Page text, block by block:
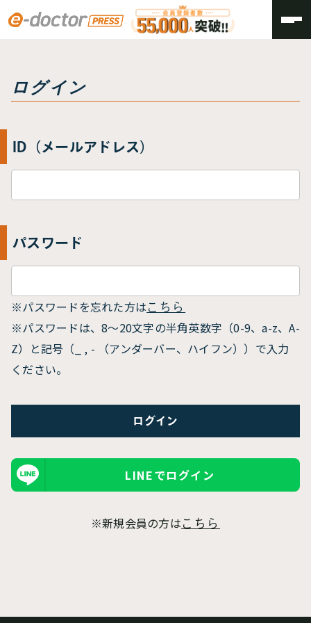
トップ
ログイン
ID（メールアドレス）
パスワード
※パスワードを忘れた方は こちら
※パスワードは、8〜20文字の半角英数字（0-9、a-z、A-
Z）と記号（_ , - （アンダーバー、ハイフン））で入力
ください。
LINEでログイン
※新規会員の方は こちら